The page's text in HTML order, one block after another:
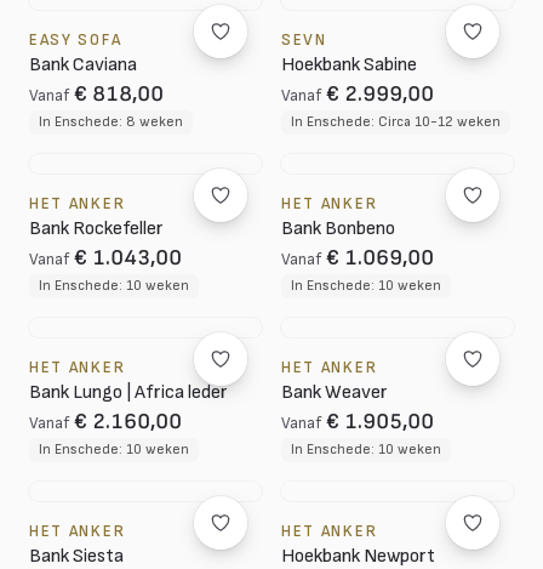
EASY SOFA
Bank Caviana
Vanaf € 818,00
In Enschede: 8 weken
SEVN
Hoekbank Sabine
Vanaf € 2.999,00
In Enschede: Circa 10-12 weken
HET ANKER
Bank Rockefeller
Vanaf € 1.043,00
In Enschede: 10 weken
HET ANKER
Bank Bonbeno
Vanaf € 1.069,00
In Enschede: 10 weken
HET ANKER
Bank Lungo | Africa leder
Vanaf € 2.160,00
In Enschede: 10 weken
HET ANKER
Bank Weaver
Vanaf € 1.905,00
In Enschede: 10 weken
HET ANKER
Bank Siesta
HET ANKER
Hoekbank Newport